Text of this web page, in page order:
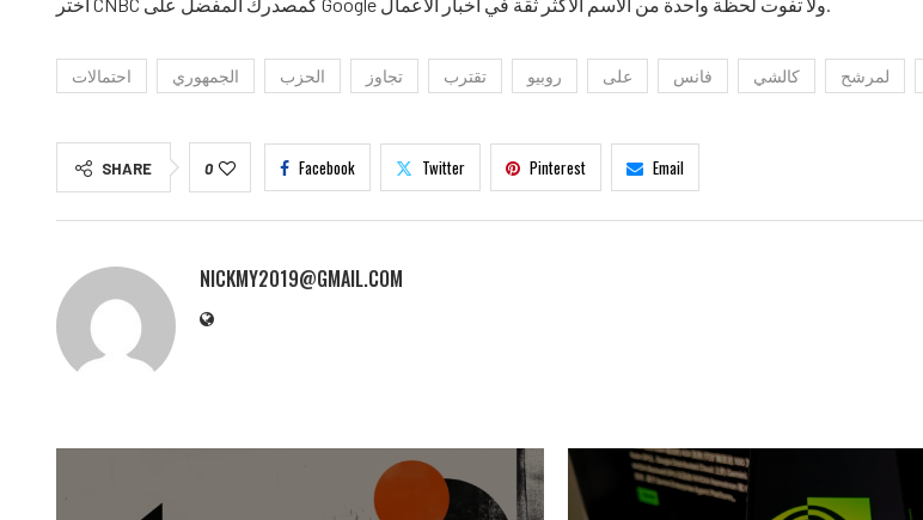
احتمالات الجمهوري الحزب تجاوز تقترب روبيو على فانس كالشي لمرشح
SHARE 0 Facebook Twitter Pinterest Email
NICKMY2019@GMAIL.COM